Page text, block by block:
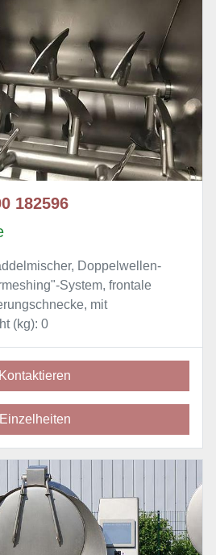
182596
Doppelwellen-
System, frontale
mit
(kg): 0
Kontaktieren
Einzelheiten